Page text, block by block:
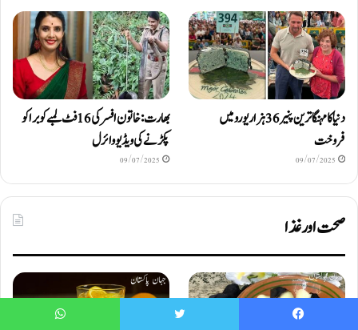
دنیا کا مہنگا ترین پنیر 36 ہزار یورو میں
فروخت
09/07/2025
بھارت: خاتون افسر کی 16 فٹ لمبے کوبرا کو
پکڑنے کی ویڈیو وائرل
09/07/2025
صحت اور غذا